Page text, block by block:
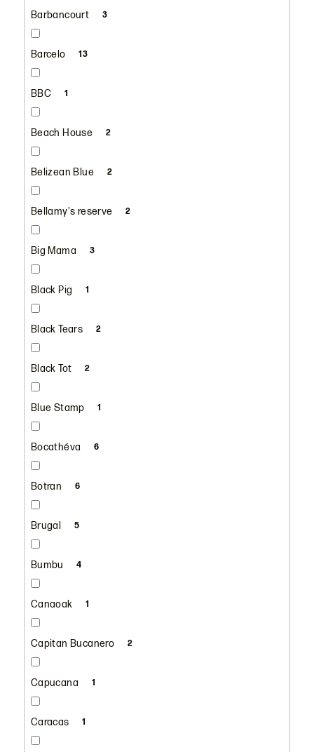
Barbancourt 3
Barcelo 13
BBC 1
Beach House 2
Belizean Blue 2
Bellamy's reserve 2
Big Mama 3
Black Pig 1
Black Tears 2
Black Tot 2
Blue Stamp 1
Bocathéva 6
Botran 6
Brugal 5
Bumbu 4
Canaoak 1
Capitan Bucanero 2
Capucana 1
Caracas 1